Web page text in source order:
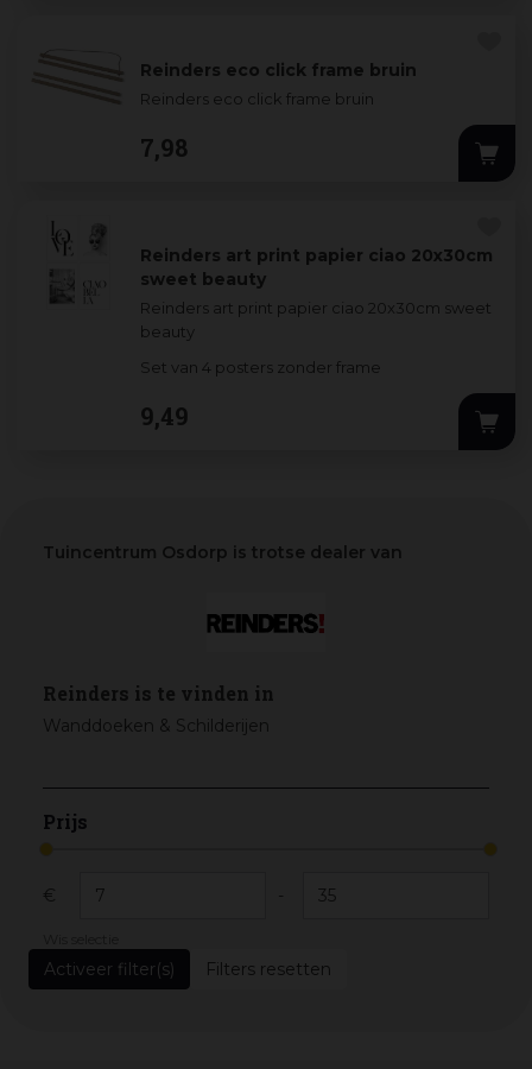
Reinders eco click frame bruin
Reinders eco click frame bruin
7,98
Reinders art print papier ciao 20x30cm
sweet beauty
Reinders art print papier ciao 20x30cm sweet
beauty
Set van 4 posters zonder frame
9,49
Tuincentrum Osdorp is trotse dealer van
Reinders is te vinden in
Wanddoeken & Schilderijen
Prijs
€ -
Filters resetten